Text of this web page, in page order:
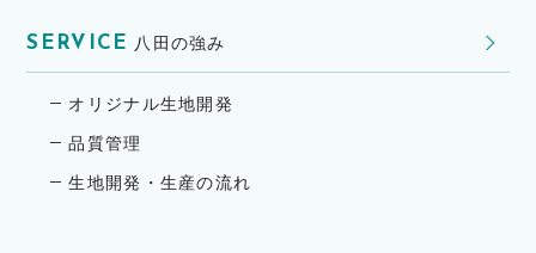
SERVICE 八田の強み
オリジナル生地開発
品質管理
生地開発・生産の流れ